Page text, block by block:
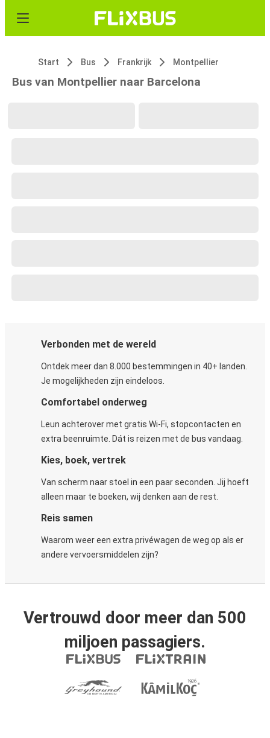
Start Bus Frankrijk Montpellier
Bus van Montpellier naar Barcelona
Verbonden met de wereld
Ontdek meer dan 8.000 bestemmingen in 40+ landen.
Je mogelijkheden zijn eindeloos.
Comfortabel onderweg
Leun achterover met gratis Wi-Fi, stopcontacten en
extra beenruimte. Dát is reizen met de bus vandaag.
Kies, boek, vertrek
Van scherm naar stoel in een paar seconden. Jij hoeft
alleen maar te boeken, wij denken aan de rest.
Reis samen
Waarom weer een extra privéwagen de weg op als er
andere vervoersmiddelen zijn?
Vertrouwd door meer dan 500
miljoen passagiers.